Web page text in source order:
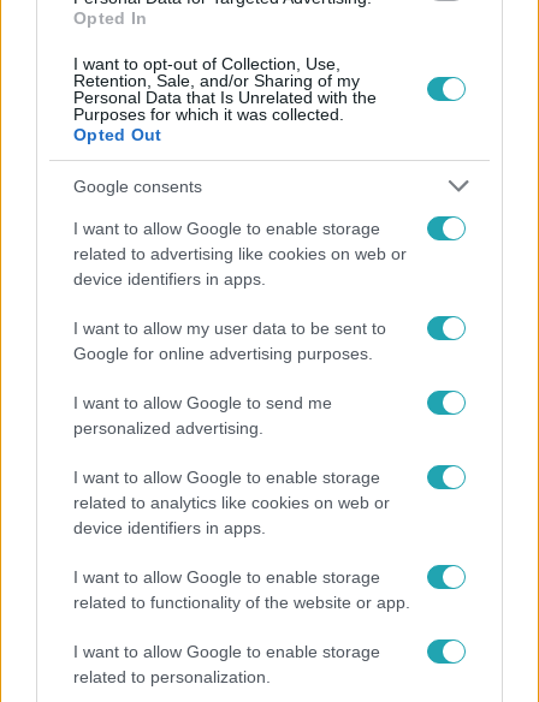
Opted In
I want to opt-out of Collection, Use,
Retention, Sale, and/or Sharing of my
Personal Data that Is Unrelated with the
Purposes for which it was collected.
Opted Out
Google consents
I want to allow Google to enable storage
related to advertising like cookies on web or
device identifiers in apps.
I want to allow my user data to be sent to
Google for online advertising purposes.
I want to allow Google to send me
personalized advertising.
I want to allow Google to enable storage
related to analytics like cookies on web or
device identifiers in apps.
I want to allow Google to enable storage
related to functionality of the website or app.
I want to allow Google to enable storage
related to personalization.
2:30
Felrobbant egy powerbank, pillanatok alatt porig
égett egy autó Debrecenben.